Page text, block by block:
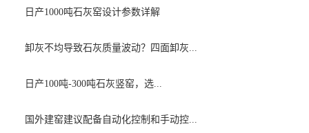
日产1000吨石灰窑设计参数详解
卸灰不均导致石灰质量波动？四面卸灰...
日产100吨-300吨石灰竖窑，选...
国外建窑建议配备自动化控制和手动控...